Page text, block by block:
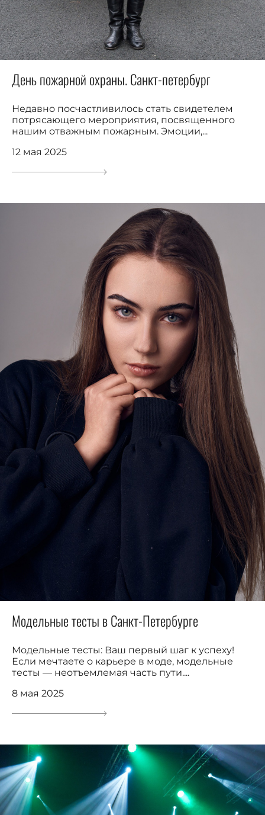
День пожарной охраны. Санкт-петербург
Недавно посчастливилось стать свидетелем
потрясающего мероприятия, посвященного
нашим отважным пожарным. Эмоции,...
12 мая 2025
Модельные тесты в Санкт-Петербурге
Модельные тесты: Ваш первый шаг к успеху!
Если мечтаете о карьере в моде, модельные
тесты — неотъемлемая часть пути....
8 мая 2025